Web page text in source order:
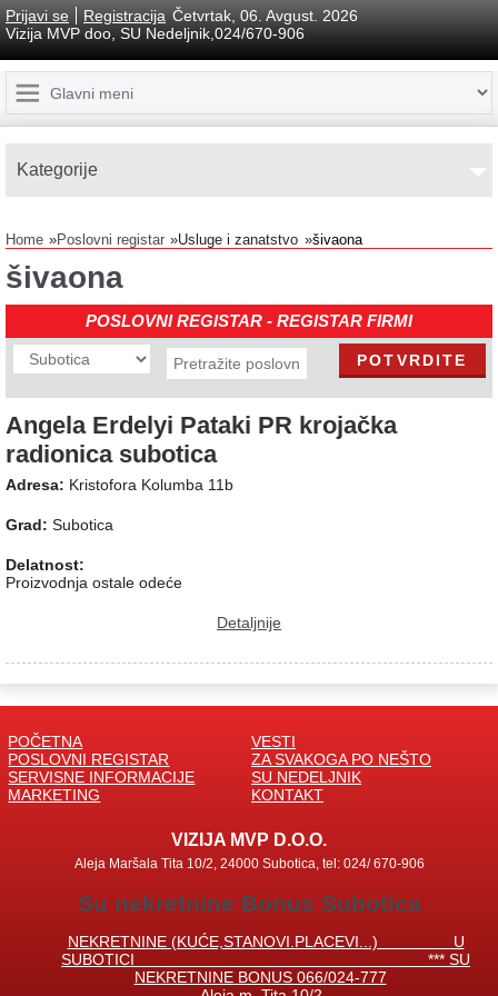
Prijavi se Registracija Četvrtak, 06. Avgust. 2026
Vizija MVP doo, SU Nedeljnik,024/670-906
Home Poslovni registar Usluge i zanatstvo šivaona
šivaona
POSLOVNI REGISTAR - REGISTAR FIRMI
Angela Erdelyi Pataki PR krojačka
radionica subotica
Adresa: Kristofora Kolumba 11b
Grad: Subotica
Delatnost:
Proizvodnja ostale odeće
Detaljnije
Kаtegorije
POČETNA
VESTI
POSLOVNI REGISTAR
ZA SVAKOGA PO NEŠTO
SERVISNE INFORMACIJE
SU NEDELJNIK
MARKETING
KONTAKT
VIZIJA MVP D.O.O.
Aleja Maršala Tita 10/2, 24000 Subotica, tel: 024/ 670-906
Su nekretnine Bonus Subotica
NEKRETNINE (KUĆE,STANOVI.PLACEVI...) U
SUBOTICI *** SU
NEKRETNINE BONUS 066/024-777